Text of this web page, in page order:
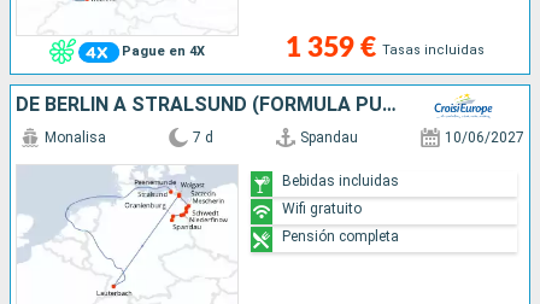
Pague en 4X 1 359 € Tasas incluidas
DE BERLÍN A STRALSUND (FORMULA PUERTO/PUERTO)
Monalisa 7 d Spandau 10/06/2027
Bebidas incluidas
Wifi gratuito
Pensión completa